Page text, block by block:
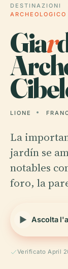
DESTINAZIONI
Giar
LIONE
La
jardín se
notables
foro, la
Ascolta
Verificato April